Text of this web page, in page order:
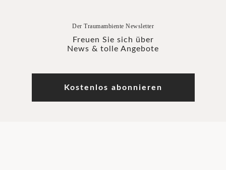
Der Traumambiente Newsletter
Freuen Sie sich über
News & tolle Angebote
Kostenlos abonnieren